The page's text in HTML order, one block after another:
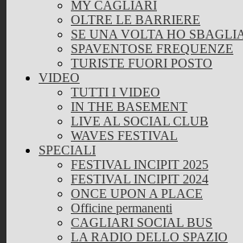
MY CAGLIARI
OLTRE LE BARRIERE
SE UNA VOLTA HO
SPAVENTOSE FREQUENZE
TURISTE FUORI POSTO
VIDEO
TUTTI I VIDEO
IN THE BASEMENT
LIVE AL SOCIAL CLUB
WAVES FESTIVAL
SPECIALI
FESTIVAL INCIPIT 2025
FESTIVAL INCIPIT 2024
ONCE UPON A PLACE
Officine permanenti
CAGLIARI SOCIAL BUS
LA RADIO DELLO SPAZIO